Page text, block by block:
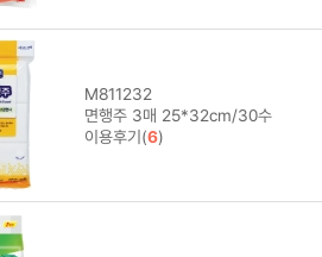
M811232
면행주 3매 25*32cm/30수
이용후기(6)